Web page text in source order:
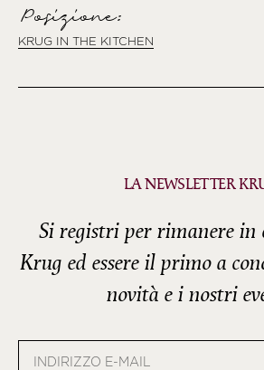
Posizione:
KRUG IN THE KITCHEN
LA NEWSLETTER
Si registri per rimanere in
Krug ed essere il primo a
novità e i nostri